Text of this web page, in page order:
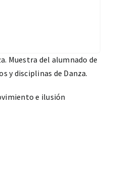
Muestra del alumnado de
y disciplinas de Danza.
e ilusión